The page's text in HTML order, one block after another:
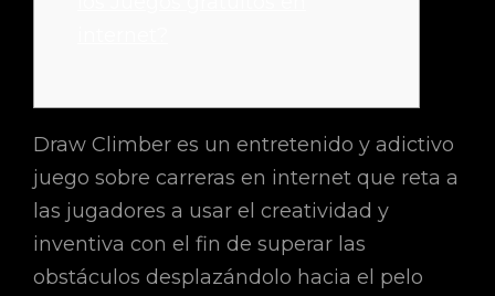
Draw Climber es un entretenido y adictivo
juego sobre carreras en internet que reta a
las jugadores a usar el creatividad y
inventiva con el fin de superar las
obstáculos desplazándolo hacia el pelo